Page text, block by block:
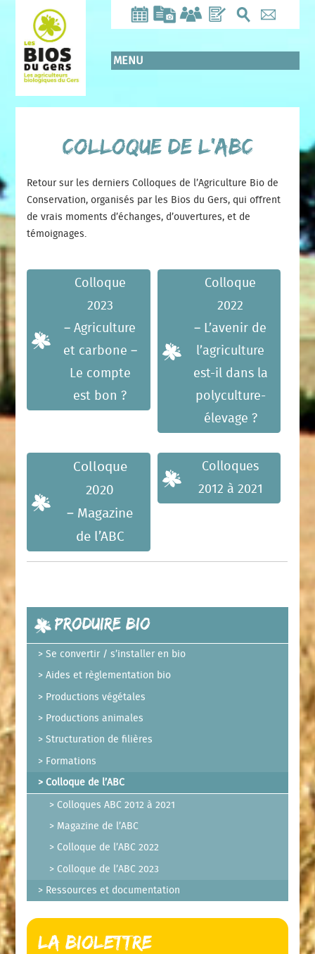
contenu
principal
MENU
Colloque de l’ABC
Retour sur les derniers Colloques de l’Agriculture Bio de
Conservation, organisés par les Bios du Gers, qui offrent
de vrais moments d’échanges, d’ouvertures, et de
témoignages.
Colloque
2023
– Agriculture
et carbone –
Le compte
est bon ?
Colloque
2022
– L’avenir de
l’agriculture
est-il dans la
polyculture-
élevage ?
Colloque
2020
– Magazine
de l’ABC
Colloques
2012 à 2021
Produire Bio
Se convertir / s’installer en bio
Aides et règlementation bio
Productions végétales
Productions animales
Structuration de filières
Formations
Colloque de l’ABC
Colloques ABC 2012 à 2021
Magazine de l’ABC
Colloque de l’ABC 2022
Colloque de l’ABC 2023
Ressources et documentation
La Biolettre